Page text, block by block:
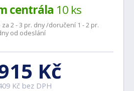
centrála 10 ks
2 - 3 pr. dny /doručení 1 - 2 pr.
od odeslání
Kč
Kč bez DPH